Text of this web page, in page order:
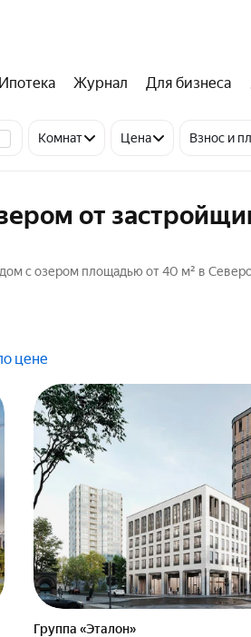
Ипотека Журнал Для бизнеса
Комнат Цена Взнос и
от
с озером площадью от 40 м² в
цене
Группа «Эталон»